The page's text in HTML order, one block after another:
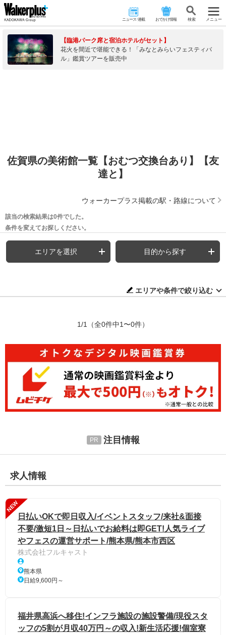
ニュース･連載 おでかけ情報 検 索 メニュー
【臨港パーク席と宿泊ホテルがセット】
花火を間近で堪能できる！「みなとみらいフェスティバ
ル」鑑賞ツアーを販売中
佐賀県の美術館一覧【おむつ交換台あり】【友
達と】
ウォーカープラス掲載の駅・路線について
該当の検索結果は0件でした。
条件を変えてお探しください。
エリアを選択 目的から探す
エリアや条件で絞り込む
1/1 （全0件中1〜0件）
注目情報
求人情報
NEW
日払いOKで即日収入/イベントスタッフ/来社&面接
不要/激短1日～日払いでお給料は即GET!人気ライブ
やフェスの運営サポート/熊本県/熊本市西区
株式会社フルキャスト
熊本県
日給9,600円～
福井県高浜へ移住!インフラ施設の施設警備/現役スタ
ッフの5割が月収40万円～の収入!新生活応援!個室寮